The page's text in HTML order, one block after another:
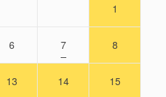
1
6 7 8
13 14 15